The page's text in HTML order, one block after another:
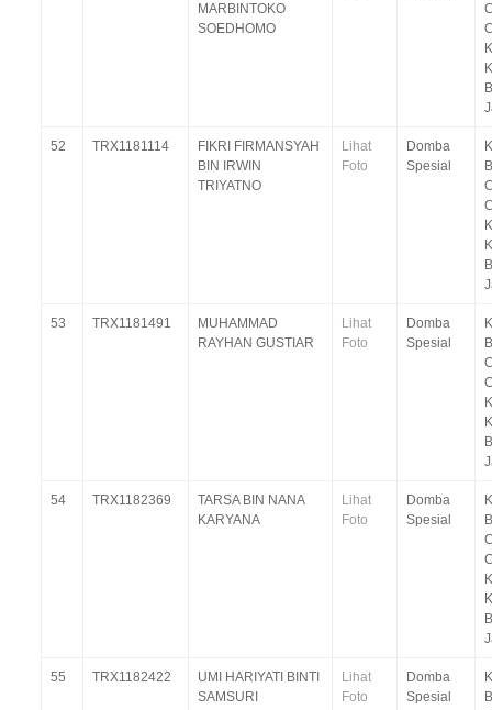
MARBINTOKO
SOEDHOMO
52 TRX1181114
FIKRI FIRMANSYAH
BIN IRWIN
TRIYATNO
Lihat
Foto
Domba
Spesial
53 TRX1181491
MUHAMMAD
RAYHAN GUSTIAR
Lihat
Foto
Domba
Spesial
54 TRX1182369
TARSA BIN NANA
KARYANA
Lihat
Foto
Domba
Spesial
55 TRX1182422
UMI HARIYATI BINTI
SAMSURI
Lihat
Foto
Domba
Spesial